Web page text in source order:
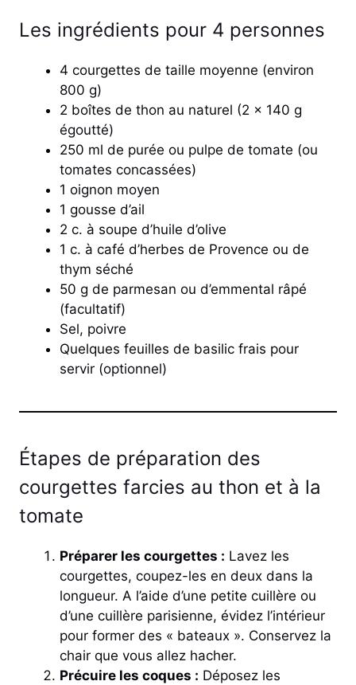
Les ingrédients pour 4 personnes
4 courgettes de taille moyenne (environ
800 g)
2 boîtes de thon au naturel (2 x 140 g
égoutté)
250 ml de purée ou pulpe de tomate (ou
tomates concassées)
1 oignon moyen
1 gousse d’ail
2 c. à soupe d’huile d’olive
1 c. à café d’herbes de Provence ou de
thym séché
50 g de parmesan ou d’emmental râpé
(facultatif)
Sel, poivre
Quelques feuilles de basilic frais pour
servir (optionnel)
Étapes de préparation des
courgettes farcies au thon et à la
tomate
Préparer les courgettes : Lavez les
courgettes, coupez-les en deux dans la
longueur. A l’aide d’une petite cuillère ou
d’une cuillère parisienne, évidez l’intérieur
pour former des « bateaux ». Conservez la
chair que vous allez hacher.
Précuire les coques : Déposez les